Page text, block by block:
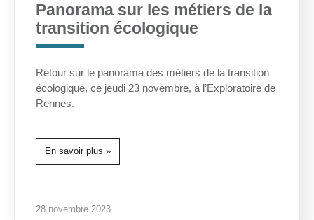
Panorama sur les métiers de la
transition écologique
Retour sur le panorama des métiers de la transition
écologique, ce jeudi 23 novembre, à l’Exploratoire de
Rennes.
En savoir plus »
28 novembre 2023